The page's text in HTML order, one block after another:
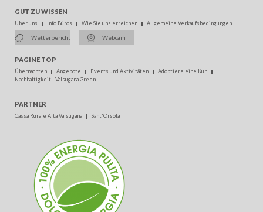
GUT ZU WISSEN
Über uns Info Büros Wie Sie uns erreichen Allgemeine Verkaufsbedingungen
Wetterbericht Webcam
PAGINE TOP
Übernachten Angebote Events und Aktivitäten
Adoptiere eine Kuh
Nachhaltigkeit - Valsugana Green
PARTNER
Cassa Rurale Alta Valsugana Sant'Orsola